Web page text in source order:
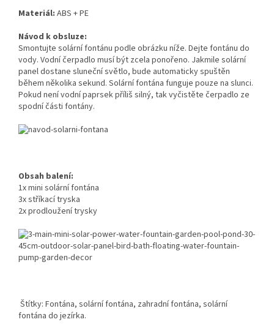
Materiál: ABS + PE
Návod k obsluze:
Smontujte solární fontánu podle obrázku níže. Dejte fontánu do
vody. Vodní čerpadlo musí být zcela ponořeno. Jakmile solární
panel dostane sluneční světlo, bude automaticky spuštěn
během několika sekund. Solární fontána funguje pouze na slunci.
Pokud není vodní paprsek příliš silný, tak vyčistěte čerpadlo ze
spodní části fontány.
Obsah balení:
1x mini solární fontána
3x stříkací tryska
2x prodloužení trysky
Štítky: Fontána, solární fontána, zahradní fontána, solární
fontána do jezírka.